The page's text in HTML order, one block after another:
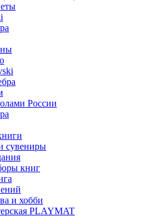
России
сувениры
книг
и хобби
PLAYMAT